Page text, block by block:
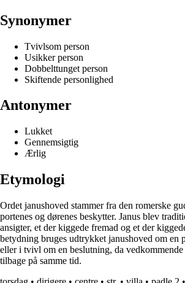
Synonymer
Tvivlsom person
Usikker person
Dobbelttunget person
Skiftende personlighed
Antonymer
Lukket
Gennemsigtig
Ærlig
Etymologi
Ordet janushoved stammer fra den romerske
portenes og dørenes beskytter. Janus blev
ansigter, et der kiggede fremad og et der
betydning bruges udtrykket janushoved om en
eller i tvivl om en beslutning, da vedkommende
tilbage på samme tid.